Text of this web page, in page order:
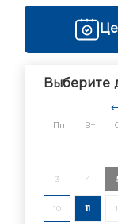
Выберите
Пн Вт
3 4
10 11